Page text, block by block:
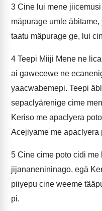
3 Cine lui mene
mäpurage umle
taatu mäpurage ge, lui
4 Teepi Miiji Mene ne
ai gawecewe ne
yaacwabemepi. Teepi
sepaclyärenige cime
Keriso me apaclyera
Acejiyame me apaclyera
5 Cine cime poto cidi
jijananenininago, egä
piiyepu cine weeme
pi.